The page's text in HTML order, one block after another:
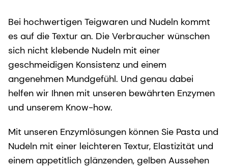
Bei hochwertigen Teigwaren und Nudeln kommt
es auf die Textur an. Die Verbraucher wünschen
sich nicht klebende Nudeln mit einer
geschmeidigen Konsistenz und einem
angenehmen Mundgefühl. Und genau dabei
helfen wir Ihnen mit unseren bewährten Enzymen
und unserem Know-how.
Mit unseren Enzymlösungen können Sie Pasta und
Nudeln mit einer leichteren Textur, Elastizität und
einem appetitlich glänzenden, gelben Aussehen